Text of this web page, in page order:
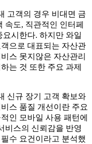
고객의 경우 비대면 금
속도, 직관적인 인터페
시한다. 하지만 와일
으로 대표되는 자산관
스 못지않은 자산관리
는 것 또한 주요 과제
신규 장기 고객 확보와
스 품질 개선이란 주요
인 모바일 사용 패턴에
비스의 신뢰감을 반영
수 요건이라고 분석했